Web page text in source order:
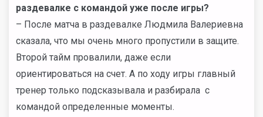
раздевалке с командой уже после игры?
– После матча в раздевалке Людмила Валериевна
сказала, что мы очень много пропустили в защите.
Второй тайм провалили, даже если
ориентироваться на счет. А по ходу игры главный
тренер только подсказывала и разбирала с
командой определенные моменты.